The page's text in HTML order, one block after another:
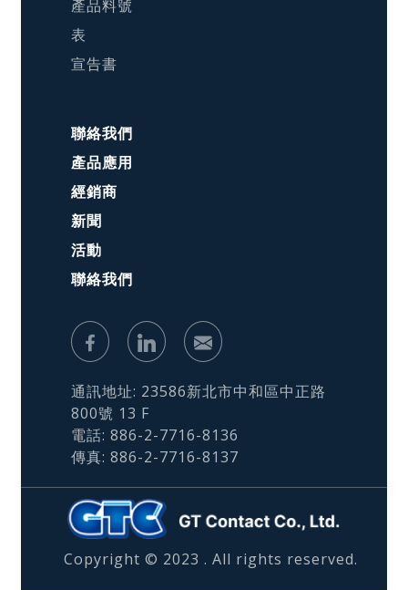
產品料號
表
宣告書
聯絡我們
產品應用
經銷商
新聞
活動
聯絡我們
通訊地址: 23586新北市中和區中正路
800號 13 F
電話: 886-2-7716-8136
傳真: 886-2-7716-8137
Copyright © 2023 . All rights reserved.